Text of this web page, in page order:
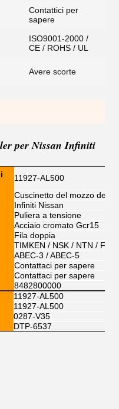
Contattici per
sapere
ISO9001-2000 /
CE / ROHS / UL
Avere scorte
per Nissan Infiniti
11927-AL500
Cuscinetto del mozzo della
Infiniti Nissan
Puliera a tensione
Acciaio cromato Gcr15
Fila doppia
TIMKEN / NSK / NTN /
ABEC-3 / ABEC-5
Contattaci per sapere
Contattaci per sapere
8482800000
11927-AL500
11927-AL500
0287-V35
DTP-6537